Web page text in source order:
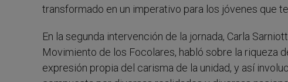
transformado en un imperativo para los jóvenes que
En la segunda intervención de la jornada, Carla
Movimiento de los Focolares, habló sobre la riqueza
expresión propia del carisma de la unidad, y así